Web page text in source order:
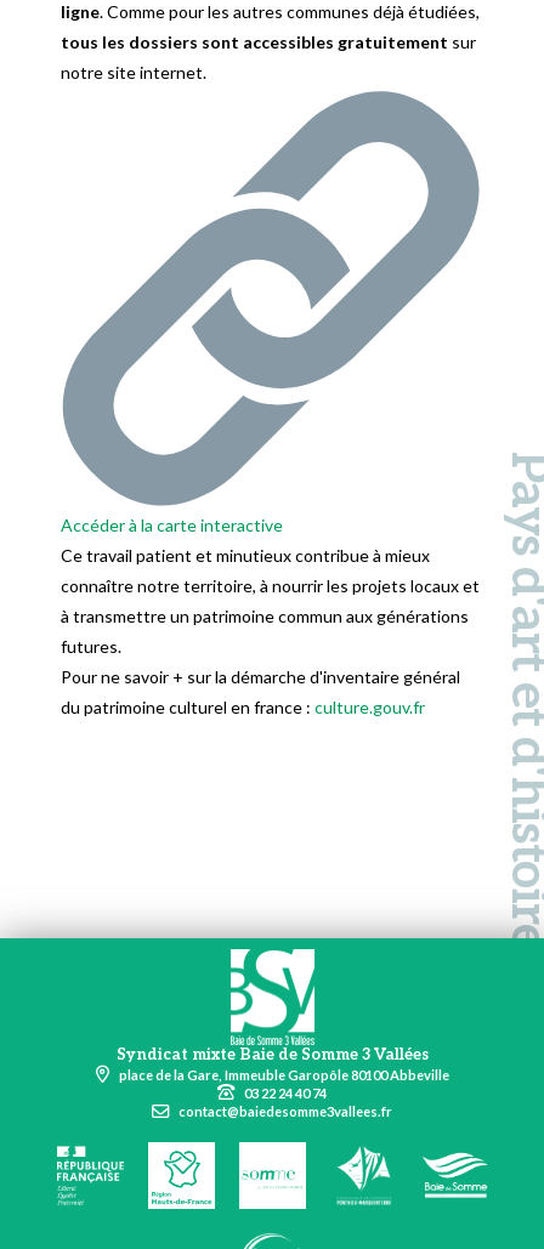
ligne. Comme pour les autres communes déjà étudiées,
tous les dossiers sont accessibles gratuitement sur
notre site internet.
Accéder à la carte interactive
Ce travail patient et minutieux contribue à mieux
connaître notre territoire, à nourrir les projets locaux et
à transmettre un patrimoine commun aux générations
futures.
Pour ne savoir + sur la démarche d'inventaire général
du patrimoine culturel en france :culture.gouv.fr Pays
Syndicat mixte Baie de Somme 3 Vallées
place de la Gare, Immeuble Garopôle 80100 Abbeville
03 22 24 40 74
contact@baiedesomme3vallees.fr